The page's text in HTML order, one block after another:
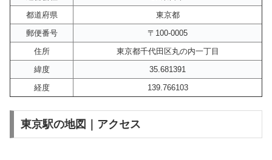
都道府県
東京都
郵便番号
〒100-0005
住所
東京都千代田区丸の内一丁目
緯度
35.681391
経度
139.766103
東京駅の地図｜アクセス